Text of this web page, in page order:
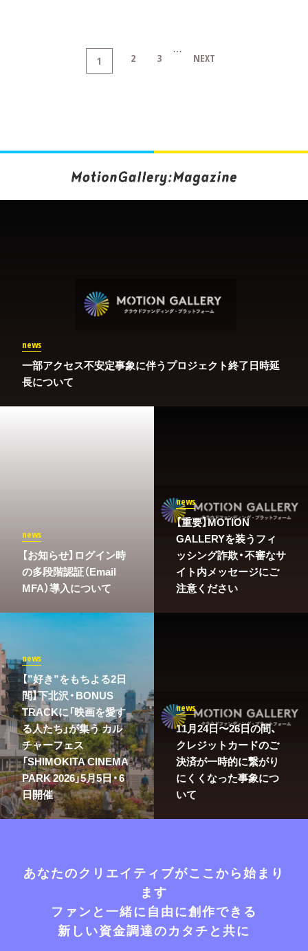
1 2 3 … NEXT
news
一部アクセス不安定事象に伴うプロジェクト終了日時延
長について
news
​【お知らせ】ログイン時
の多段階認証（Email
MFA）導入について
news
【重要】MOTION
GALLERYを装うフィ
ッシング詐欺・不審なサ
イト内メッセージにご
注意ください
news
【”好き”をもちよる2日
間】下北沢・BONUS
TRACKに「映画を愛す
る人たち」が集う カル
チャーフェス
「SHIMOKITA CINEMA
PARK 2026」5月5日・6
日開催
news
11月24日〜26日の間、
クレジットカードのご
決済が一時的に繋がり
にくくなった事象につ
いて
あなたのクリエイティブがここから始まり
ます
ファンと一緒に自由に創作できる
新しい資金調達のカタチと共に